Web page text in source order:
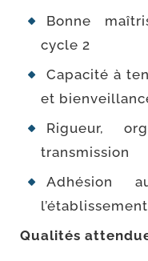
Bonne
cycle 2
Capacité à
et
Rigueur,
transmission
Adhésion
Qualités